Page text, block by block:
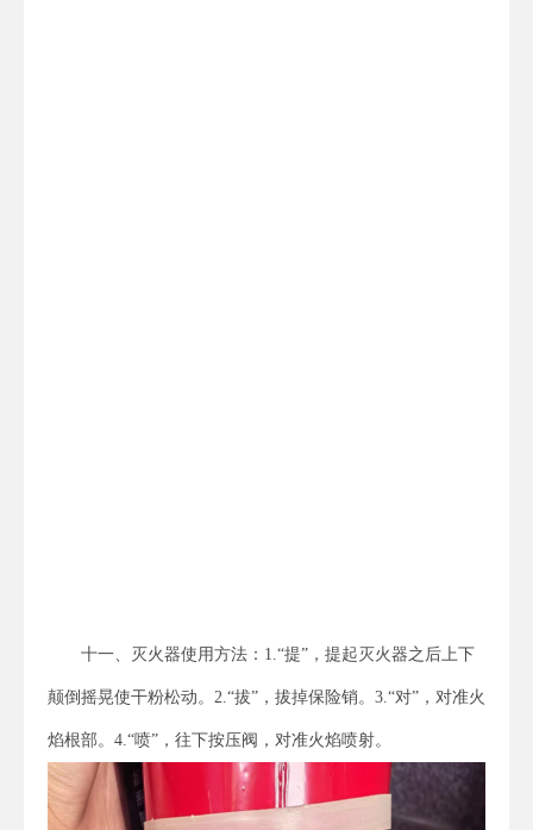
十一、灭火器使用方法：1.“提”，提起灭火器之后上下
颠倒摇晃使干粉松动。2.“拔”，拔掉保险销。3.“对”，对准火
焰根部。4.“喷”，往下按压阀，对准火焰喷射。